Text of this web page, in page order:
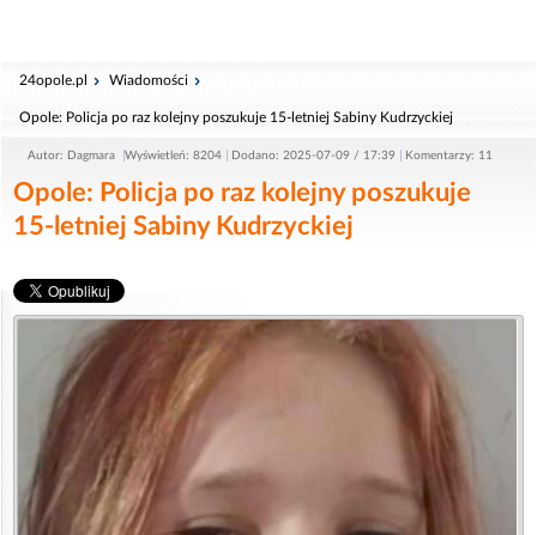
24opole.pl Wiadomości
Opole: Policja po raz kolejny poszukuje 15-letniej Sabiny Kudrzyckiej
Autor: Dagmara Wyświetleń: 8204 Dodano: 2025-07-09 / 17:39 Komentarzy: 11
Opole: Policja po raz kolejny poszukuje
15-letniej Sabiny Kudrzyckiej